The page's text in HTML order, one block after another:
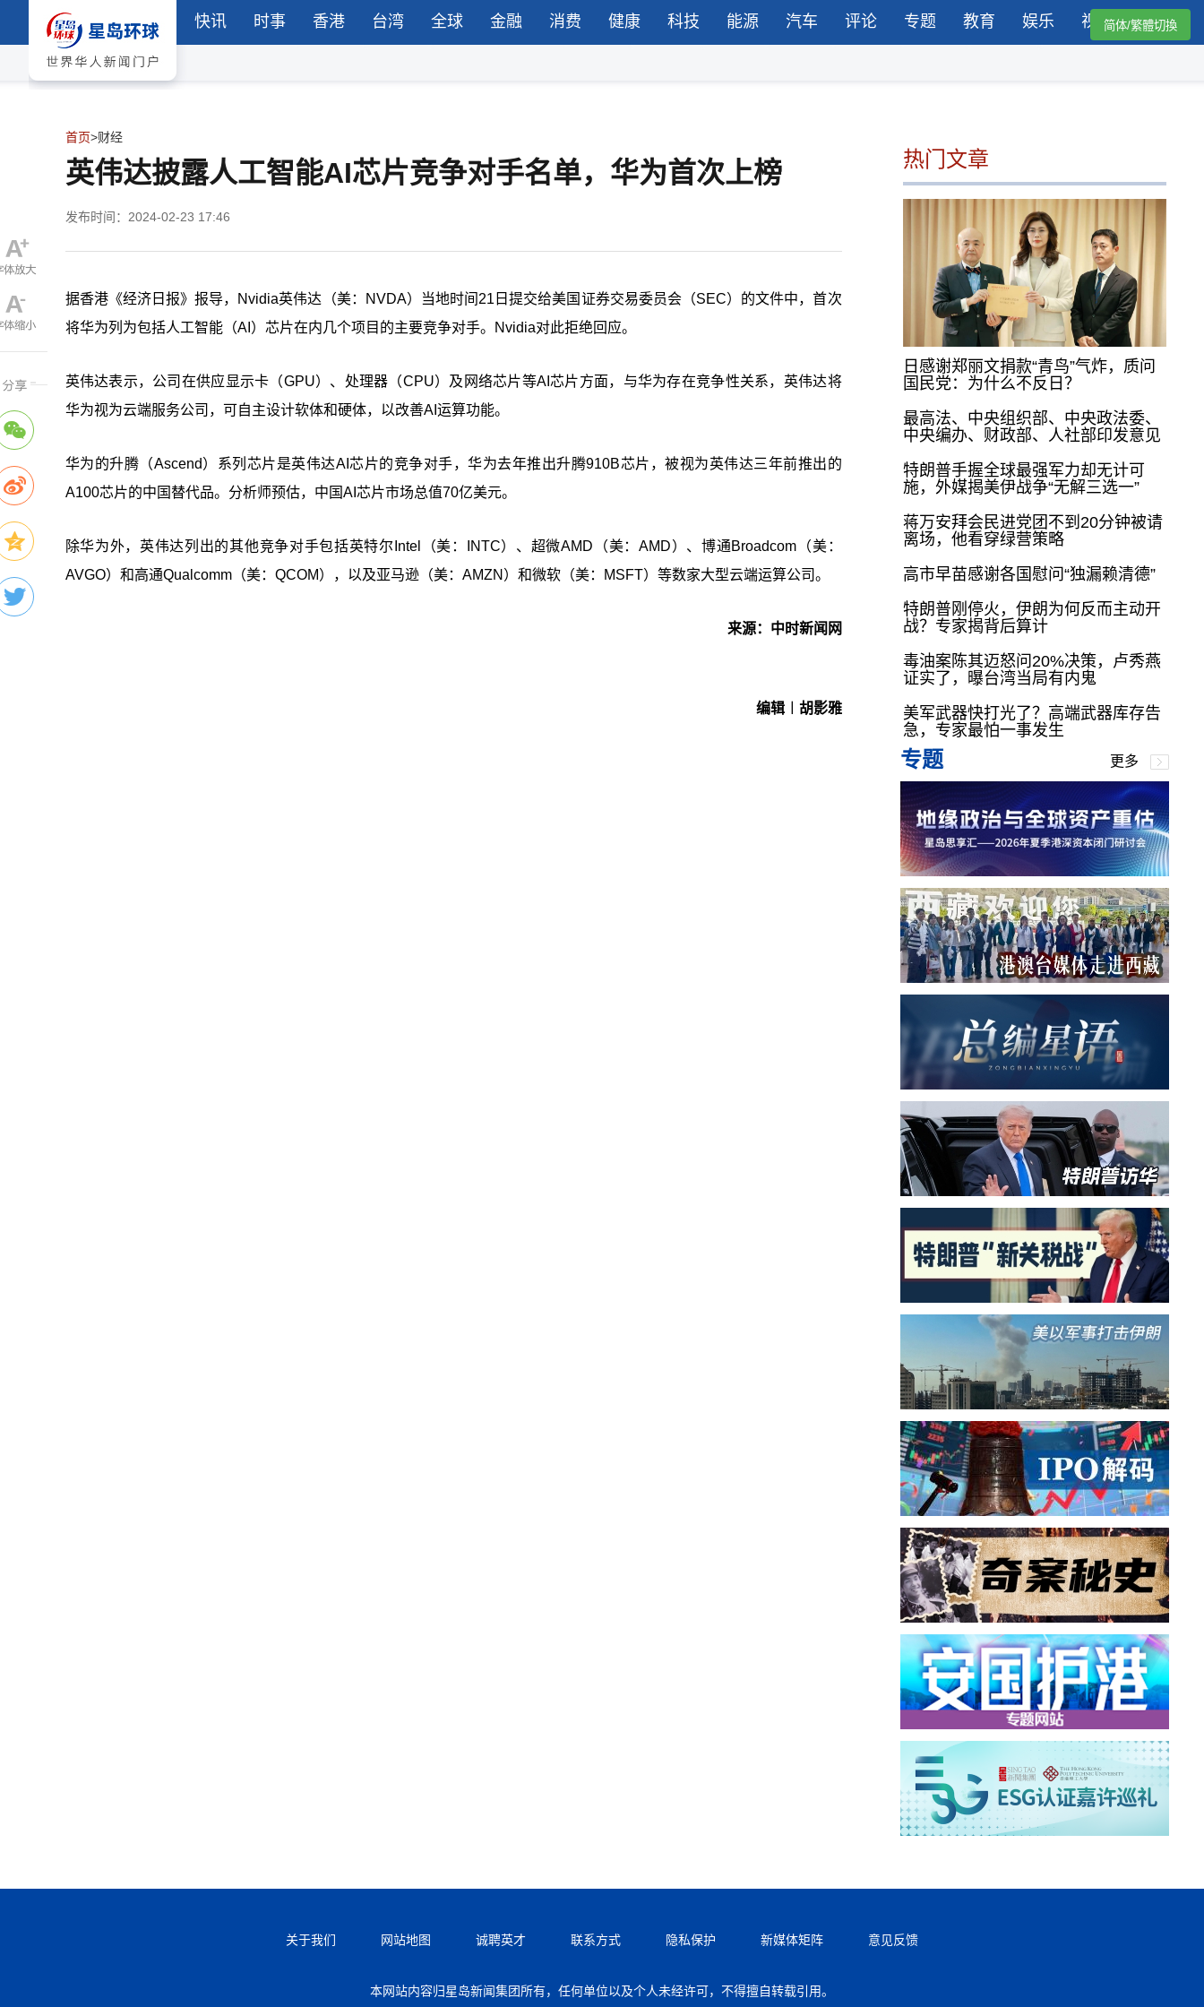
快讯 时事 香港 台湾 全球 金融 消费 健康 科技 能源 汽车 评论 专题 教育 娱乐 视频简体/繁體切換
首页>财经
英伟达披露人工智能AI芯片竞争对手名单，华为首次上榜
发布时间：2024-02-23 17:46
据香港《经济日报》报导，Nvidia英伟达（美：NVDA）当地时间21日提交给美国证券交易委员会（SEC）的文件中，首次
将华为列为包括人工智能（AI）芯片在内几个项目的主要竞争对手。Nvidia对此拒绝回应。
英伟达表示，公司在供应显示卡（GPU）、处理器（CPU）及网络芯片等AI芯片方面，与华为存在竞争性关系，英伟达将
华为视为云端服务公司，可自主设计软体和硬体，以改善AI运算功能。
华为的升腾（Ascend）系列芯片是英伟达AI芯片的竞争对手，华为去年推出升腾910B芯片，被视为英伟达三年前推出的
A100芯片的中国替代品。分析师预估，中国AI芯片市场总值70亿美元。
除华为外，英伟达列出的其他竞争对手包括英特尔Intel（美：INTC）、超微AMD（美：AMD）、博通Broadcom（美：
AVGO）和高通Qualcomm（美：QCOM），以及亚马逊（美：AMZN）和微软（美：MSFT）等数家大型云端运算公司。
来源：中时新闻网
编辑︱胡影雅
热门文章
日感谢郑丽文捐款“青鸟”气炸，质问
国民党：为什么不反日？
最高法、中央组织部、中央政法委、
中央编办、财政部、人社部印发意见
特朗普手握全球最强军力却无计可
施，外媒揭美伊战争“无解三选一”
蒋万安拜会民进党团不到20分钟被请
离场，他看穿绿营策略
高市早苗感谢各国慰问“独漏赖清德”
特朗普刚停火，伊朗为何反而主动开
战？专家揭背后算计
毒油案陈其迈怒问20%决策，卢秀燕
证实了，曝台湾当局有内鬼
美军武器快打光了？高端武器库存告
急，专家最怕一事发生
专题 更多
关于我们 网站地图 诚聘英才 联系方式 隐私保护 新媒体矩阵 意见反馈
本网站内容归星岛新闻集团所有，任何单位以及个人未经许可，不得擅自转载引用。